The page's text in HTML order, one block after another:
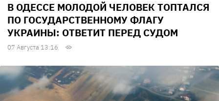
В ОДЕССЕ МОЛОДОЙ ЧЕЛОВЕК ТОПТАЛСЯ
ПО ГОСУДАРСТВЕННОМУ ФЛАГУ
УКРАИНЫ: ОТВЕТИТ ПЕРЕД СУДОМ
07 Августа 13:16